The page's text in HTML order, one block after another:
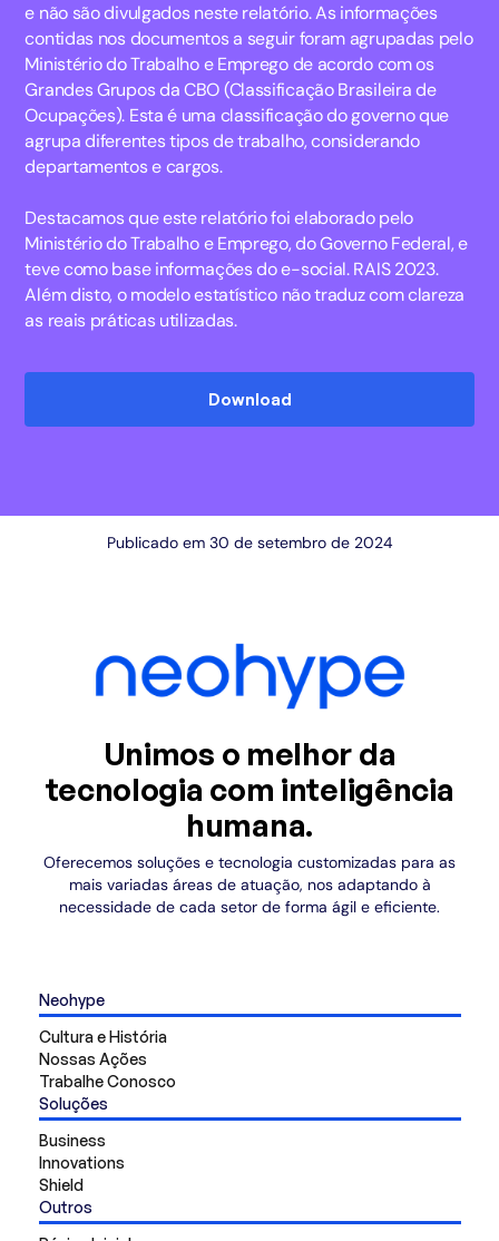
e não são divulgados neste relatório. As informações
contidas nos documentos a seguir foram agrupadas pelo
Ministério do Trabalho e Emprego de acordo com os
Grandes Grupos da CBO (Classificação Brasileira de
Ocupações). Esta é uma classificação do governo que
agrupa diferentes tipos de trabalho, considerando
departamentos e cargos.
Destacamos que este relatório foi elaborado pelo
Ministério do Trabalho e Emprego, do Governo Federal, e
teve como base informações do e-social. RAIS 2023.
Além disto, o modelo estatístico não traduz com clareza
as reais práticas utilizadas.
Download
Publicado em 30 de setembro de 2024
Unimos o melhor da
tecnologia com inteligência
humana.
Oferecemos soluções e tecnologia customizadas para as
mais variadas áreas de atuação, nos adaptando à
necessidade de cada setor de forma ágil e eficiente.
Neohype
Cultura e História
Nossas Ações
Trabalhe Conosco
Soluções
Business
Innovations
Shield
Outros